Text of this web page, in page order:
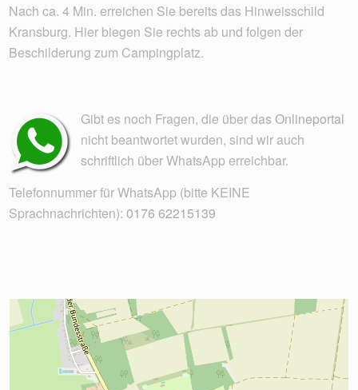
Nach ca. 4 Min. erreichen Sie bereits das Hinweisschild
Kransburg. Hier biegen Sie rechts ab und folgen der
Beschilderung zum Campingplatz.
Gibt es noch Fragen, die über dasOnlineportal
nicht beantwortet wurden, sind wir auch
schriftlich über WhatsApp erreichbar.
Telefonnummer für WhatsApp (bitte KEINE
Sprachnachrichten): 0176 62215139